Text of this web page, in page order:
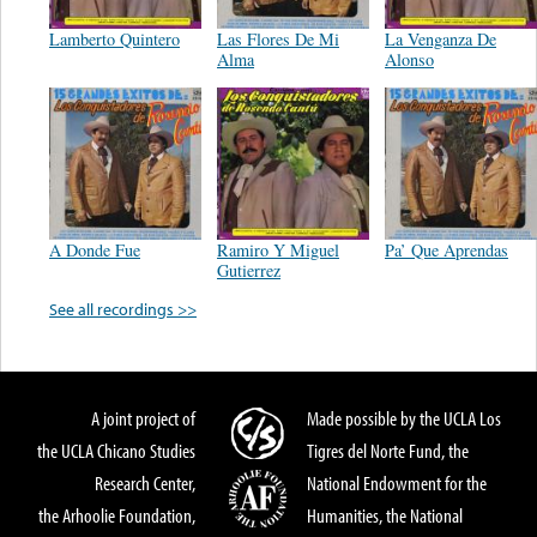
Lamberto Quintero
Las Flores De Mi
Alma
La Venganza De
Alonso
A Donde Fue
Ramiro Y Miguel
Gutierrez
Pa’ Que Aprendas
See all recordings >>
A joint project of
the UCLA Chicano Studies
Research Center,
the Arhoolie Foundation,
Made possible by the UCLA Los
Tigres del Norte Fund, the
National Endowment for the
Humanities, the National